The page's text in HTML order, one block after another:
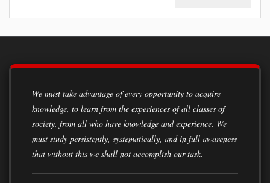
We must take advantage of every opportunity to acquire
knowledge, to learn from the experiences of all classes of
society, from all who have knowledge and experience. We
must study persistently, systematically, and in full awareness
that without this we shall not accomplish our task.